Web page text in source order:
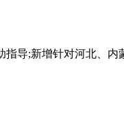
指导;新增针对河北、内